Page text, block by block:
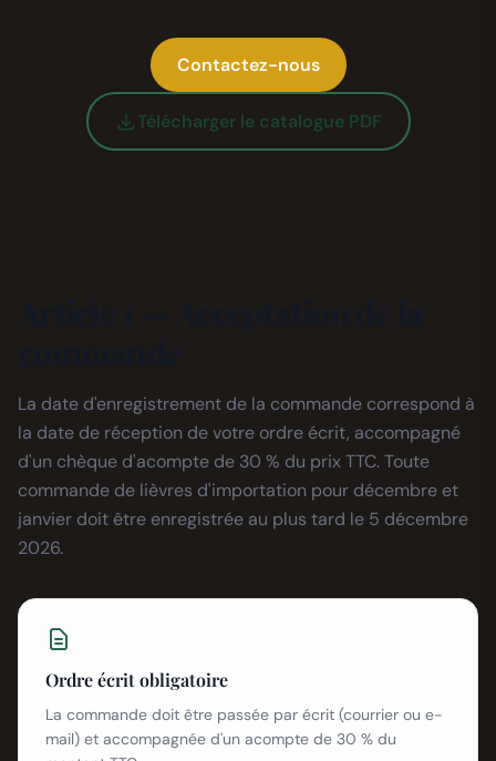
Contactez-nous
Télécharger le catalogue PDF
La date d'enregistrement de la commande correspond à
la date de réception de votre ordre écrit, accompagné
d'un chèque d'acompte de 30 % du prix TTC. Toute
commande de lièvres d'importation pour décembre et
janvier doit être enregistrée au plus tard le 5 décembre
2026.
Ordre écrit obligatoire
La commande doit être passée par écrit (courrier ou e-
mail) et accompagnée d'un acompte de 30 % du